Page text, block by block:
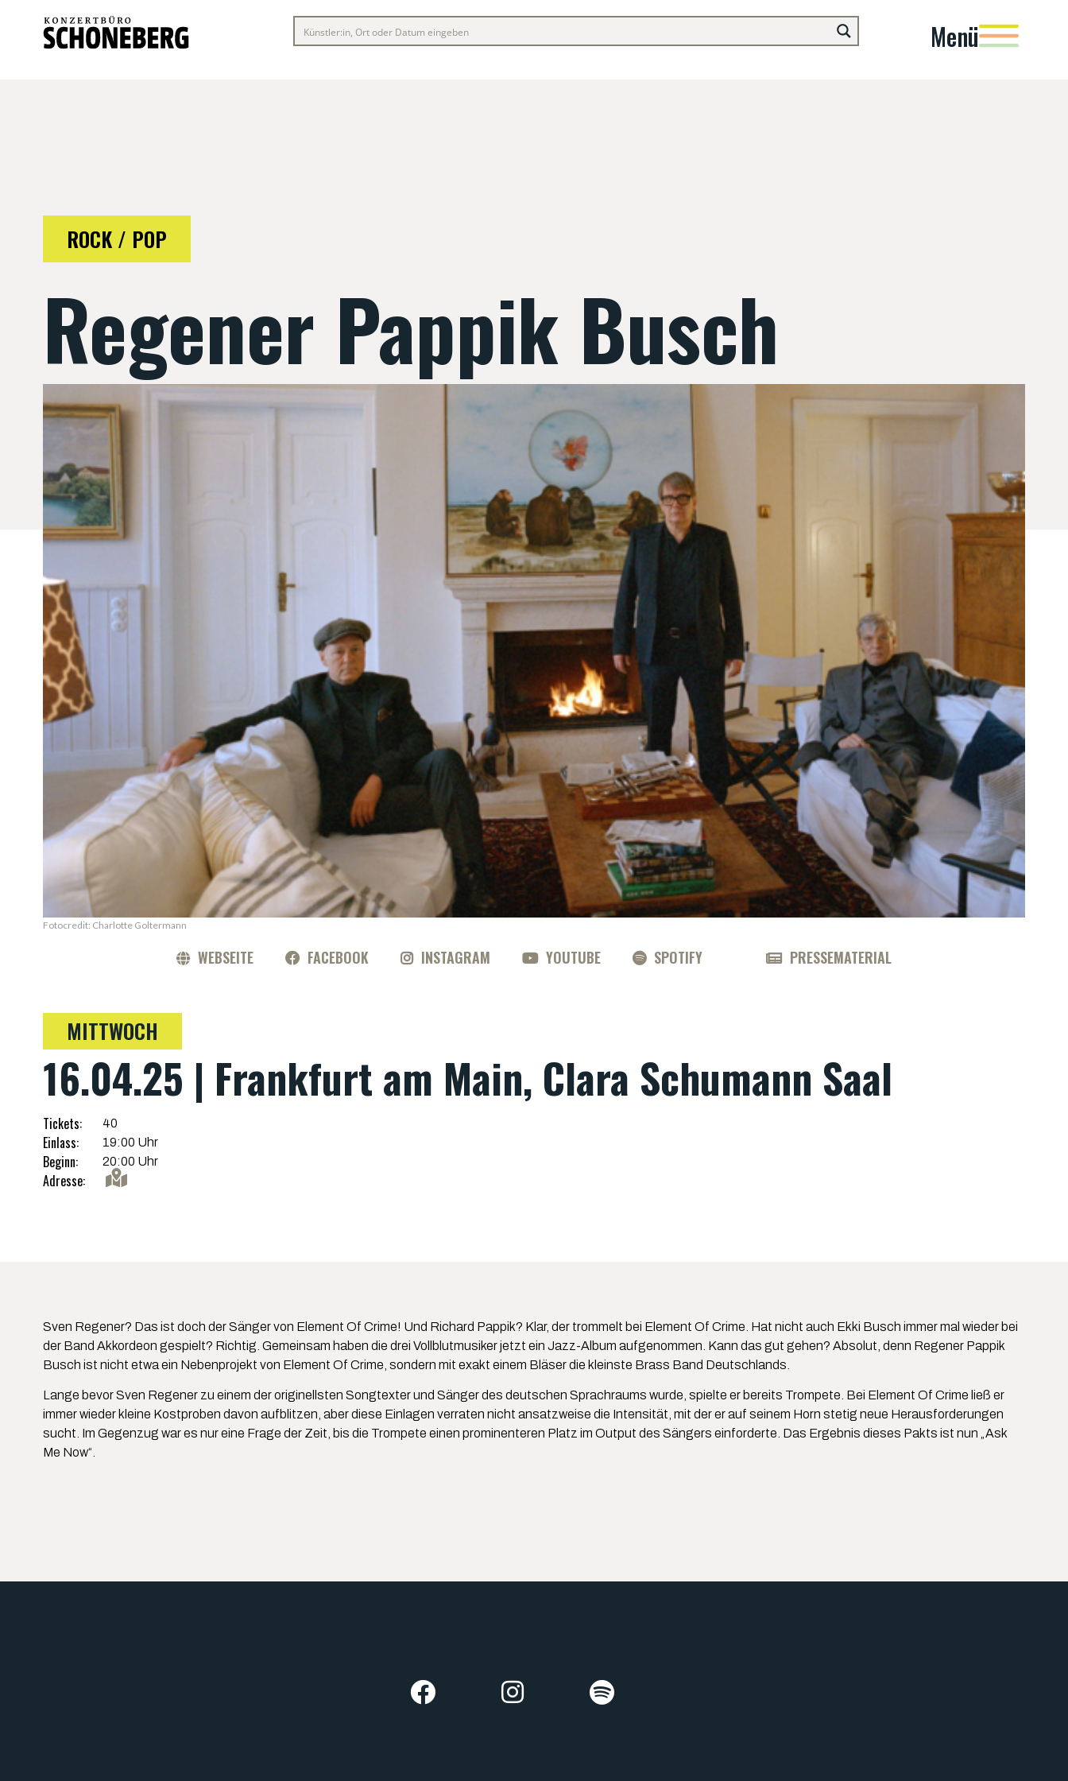
Menü
ROCK / POP
Regener Pappik Busch
Fotocredit: Charlotte Goltermann
WEBSEITE FACEBOOK INSTAGRAM YOUTUBE SPOTIFY PRESSEMATERIAL
MITTWOCH
16.04.25 | Frankfurt am Main, Clara Schumann Saal
Tickets: 40
Einlass: 19:00 Uhr
Beginn: 20:00 Uhr
Adresse:
Sven Regener? Das ist doch der Sänger von Element Of Crime! Und Richard Pappik? Klar, der trommelt bei Element Of Crime. Hat nicht auch Ekki Busch immer mal wieder bei
der Band Akkordeon gespielt? Richtig. Gemeinsam haben die drei Vollblutmusiker jetzt ein Jazz-Album aufgenommen. Kann das gut gehen? Absolut, denn Regener Pappik
Busch ist nicht etwa ein Nebenprojekt von Element Of Crime, sondern mit exakt einem Bläser die kleinste Brass Band Deutschlands.
Lange bevor Sven Regener zu einem der originellsten Songtexter und Sänger des deutschen Sprachraums wurde, spielte er bereits Trompete. Bei Element Of Crime ließ er
immer wieder kleine Kostproben davon aufblitzen, aber diese Einlagen verraten nicht ansatzweise die Intensität, mit der er auf seinem Horn stetig neue Herausforderungen
sucht. Im Gegenzug war es nur eine Frage der Zeit, bis die Trompete einen prominenteren Platz im Output des Sängers einforderte. Das Ergebnis dieses Pakts ist nun „Ask
Me Now“.